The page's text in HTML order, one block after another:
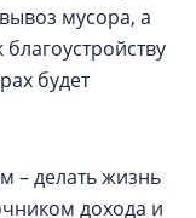
мусора, а
будет
– делать жизнь
дохода и